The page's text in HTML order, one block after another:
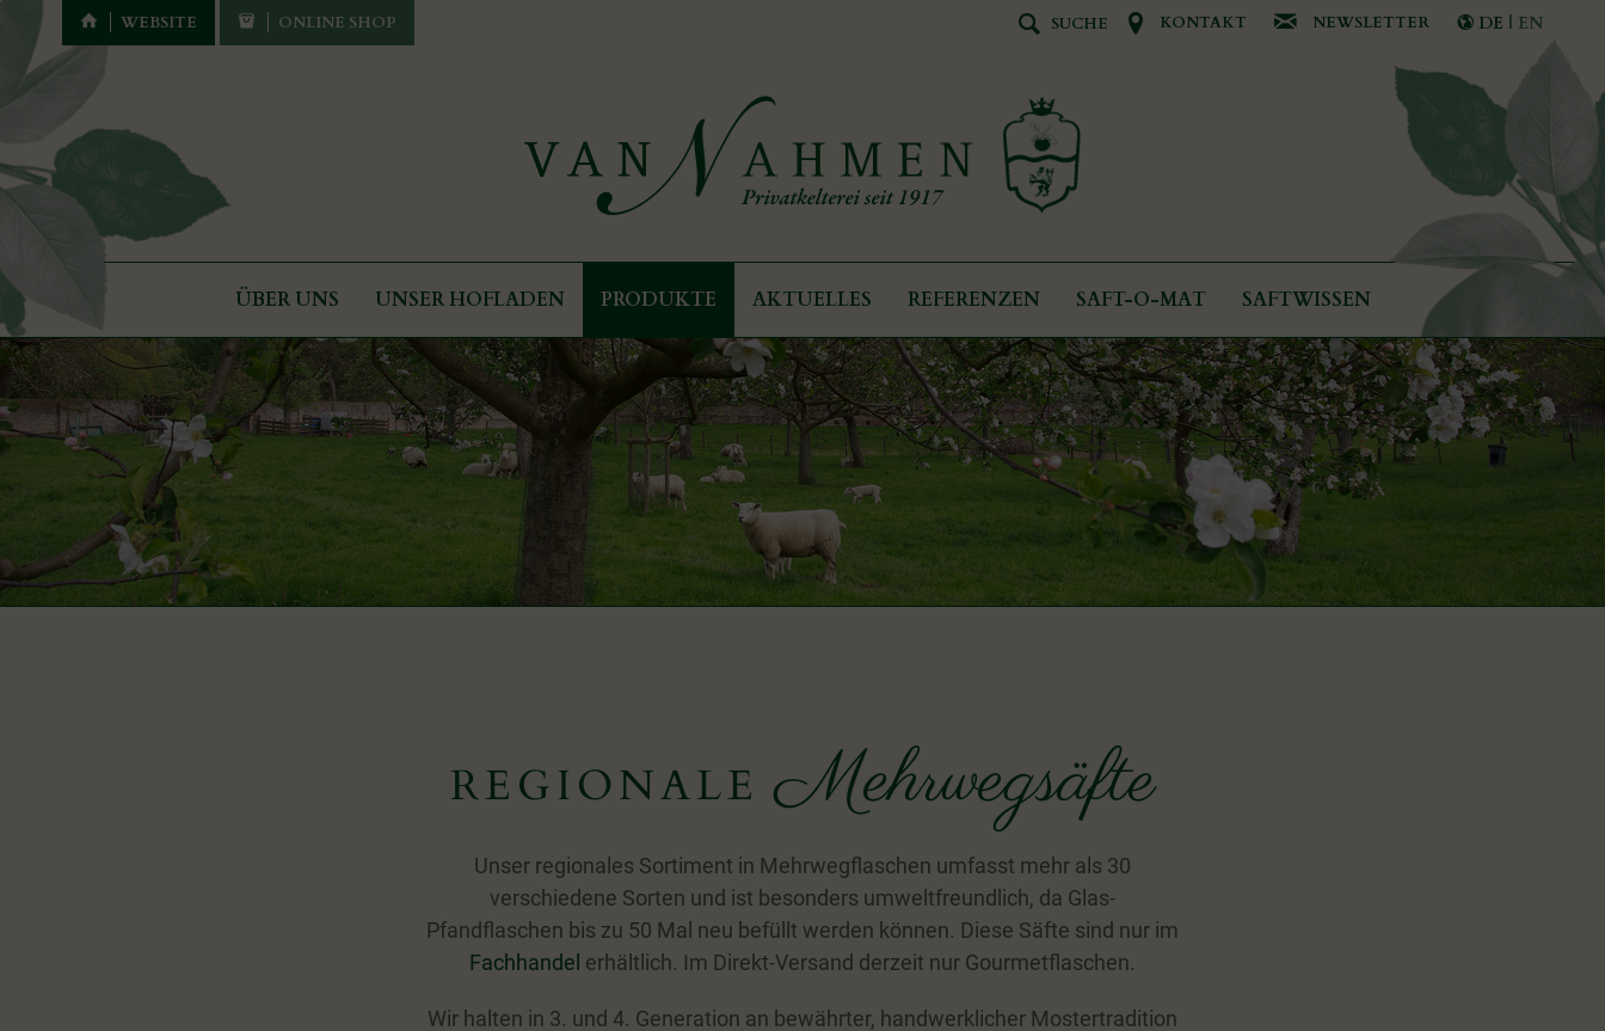
WEBSITE ONLINE SHOP SUCHE KONTAKT NEWSLETTER DE | EN
ÜBER UNS UNSER HOFLADEN PRODUKTE AKTUELLES REFERENZEN SAFT-O-MAT SAFTWISSEN
REGIONALEMehrwegsäfte
Unser regionales Sortiment in Mehrwegflaschen umfasst mehr als 30
verschiedene Sorten und ist besonders umweltfreundlich, da Glas-
Pfandflaschen bis zu 50 Mal neu befüllt werden können. Diese Säfte sind nur im
Fachhandel erhältlich. Im Direkt-Versand derzeit nur Gourmetflaschen.
Wir halten in 3. und 4. Generation an bewährter, handwerklicher Mostertradition